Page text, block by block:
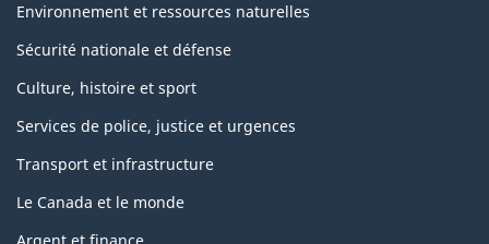
Environnement et ressources naturelles
Sécurité nationale et défense
Culture, histoire et sport
Services de police, justice et urgences
Transport et infrastructure
Le Canada et le monde